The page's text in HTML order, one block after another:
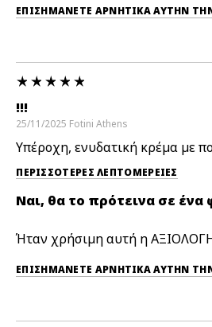
ΕΠΙΣΗΜΆΝΕΤΕ
!!!
25/11/2025 Fotini Athens
Υπέροχη, ενυδατική κρέμα με
ΠΕΡΙΣΣΌΤΕΡΕΣ ΛΕΠΤΟΜΈΡΕΙΕΣ
Ναι, θα το πρότεινα σε ένα
Ήταν χρήσιμη αυτή η
ΕΠΙΣΗΜΆΝΕΤΕ